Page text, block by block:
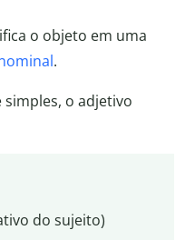
o objeto em uma
.
o adjetivo
do sujeito)